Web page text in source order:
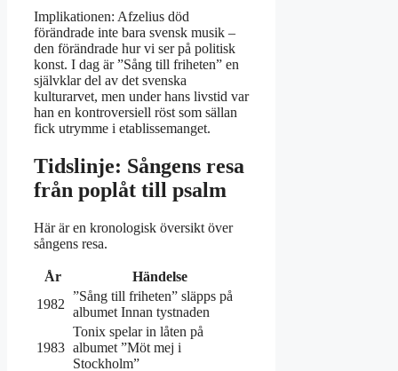
Implikationen: Afzelius död
förändrade inte bara svensk musik –
den förändrade hur vi ser på politisk
konst. I dag är ”Sång till friheten” en
självklar del av det svenska
kulturarvet, men under hans livstid var
han en kontroversiell röst som sällan
fick utrymme i etablissemanget.
Tidslinje: Sångens resa
från poplåt till psalm
Här är en kronologisk översikt över
sångens resa.
År
Händelse
1982
”Sång till friheten” släpps på
albumet Innan tystnaden
1983
Tonix spelar in låten på
albumet ”Möt mej i
Stockholm”